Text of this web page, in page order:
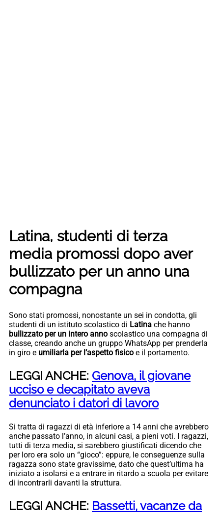
Latina, studenti di terza
media promossi dopo aver
bullizzato per un anno una
compagna
Sono stati promossi, nonostante un sei in condotta, gli
studenti di un istituto scolastico di Latina che hanno
bullizzato per un intero anno scolastico una compagna di
classe, creando anche un gruppo WhatsApp per prenderla
in giro e umiliarla per l’aspetto fisico e il portamento.
LEGGI ANCHE: Genova, il giovane
ucciso e decapitato aveva
denunciato i datori di lavoro
Si tratta di ragazzi di età inferiore a 14 anni che avrebbero
anche passato l’anno, in alcuni casi, a pieni voti. I ragazzi,
tutti di terza media, si sarebbero giustificati dicendo che
per loro era solo un “gioco”: eppure, le conseguenze sulla
ragazza sono state gravissime, dato che quest’ultima ha
iniziato a isolarsi e a entrare in ritardo a scuola per evitare
di incontrarli davanti la struttura.
LEGGI ANCHE: Bassetti, vacanze da